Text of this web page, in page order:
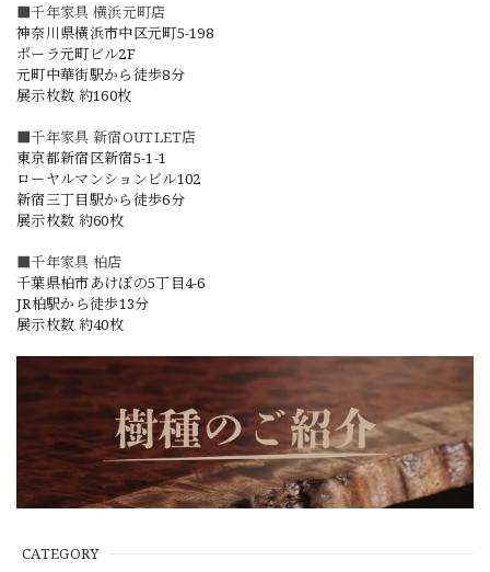
■千年家具 横浜元町店
神奈川県横浜市中区元町5-198
ポーラ元町ビル2F
元町中華街駅から徒歩8分
展示枚数 約160枚
■千年家具 新宿OUTLET店
東京都新宿区新宿5-1-1
ローヤルマンションビル102
新宿三丁目駅から徒歩6分
展示枚数 約60枚
■千年家具 柏店
千葉県柏市あけぼの5丁目4-6
JR柏駅から徒歩13分
展示枚数 約40枚
CATEGORY